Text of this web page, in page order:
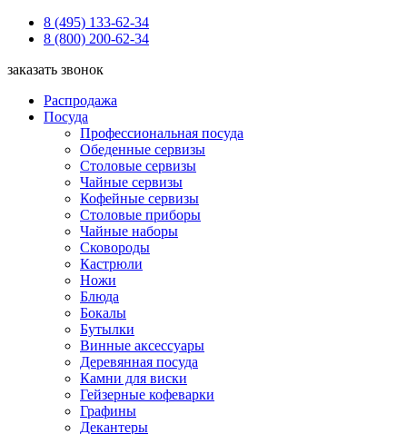
8 (495) 133-62-34
8 (800) 200-62-34
заказать звонок
Распродажа
Посуда
Профессиональная посуда
Обеденные сервизы
Столовые сервизы
Чайные сервизы
Кофейные сервизы
Столовые приборы
Чайные наборы
Сковороды
Кастрюли
Ножи
Блюда
Бокалы
Бутылки
Винные аксессуары
Деревянная посуда
Камни для виски
Гейзерные кофеварки
Графины
Декантеры